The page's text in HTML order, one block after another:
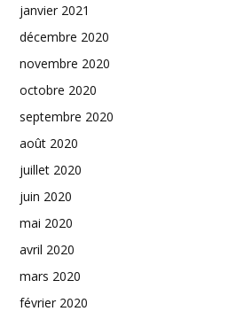
janvier 2021
décembre 2020
novembre 2020
octobre 2020
septembre 2020
août 2020
juillet 2020
juin 2020
mai 2020
avril 2020
mars 2020
février 2020